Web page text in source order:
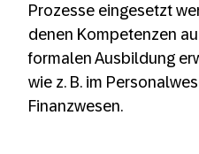
Prozesse eingesetzt
denen Kompetenzen
formalen Ausbildung
wie z. B. im
Finanzwesen.